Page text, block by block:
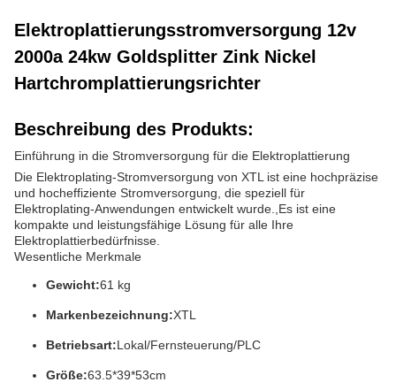
Elektroplattierungsstromversorgung 12v
2000a 24kw Goldsplitter Zink Nickel
Hartchromplattierungsrichter
Beschreibung des Produkts:
Einführung in die Stromversorgung für die Elektroplattierung
Die Elektroplating-Stromversorgung von XTL ist eine hochpräzise
und hocheffiziente Stromversorgung, die speziell für
Elektroplating-Anwendungen entwickelt wurde.,Es ist eine
kompakte und leistungsfähige Lösung für alle Ihre
Elektroplattierbedürfnisse.
Wesentliche Merkmale
Gewicht:61 kg
Markenbezeichnung:XTL
Betriebsart:Lokal/Fernsteuerung/PLC
Größe:63.5*39*53cm